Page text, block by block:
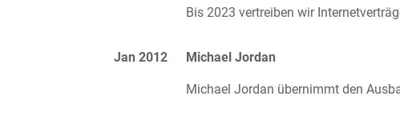
Bis 2023 vertreiben wir
Jan 2012 Michael Jordan
Michael Jordan übernimmt den